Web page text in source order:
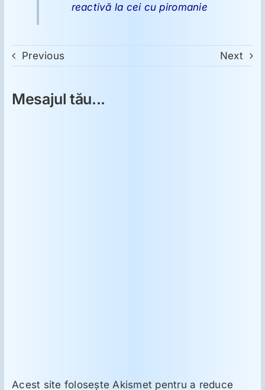
reactivă la cei cu piromanie
Previous Next
Mesajul tău...
Acest site folosește Akismet pentru a reduce